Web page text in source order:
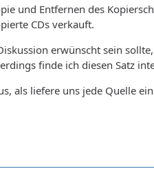
und Entfernen des
CDs verkauft.
erwünscht sein
finde ich diesen Satz
als liefere uns jede Quelle